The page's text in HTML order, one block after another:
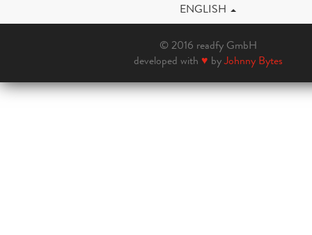
ENGLISH
© 2016 readfy GmbH
developed with ♥ byJohnny Bytes